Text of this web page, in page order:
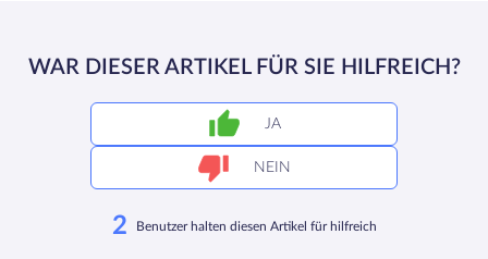
WAR DIESER ARTIKEL FÜR SIE HILFREICH?
JA
NEIN
2 Benutzer halten diesen Artikel für hilfreich